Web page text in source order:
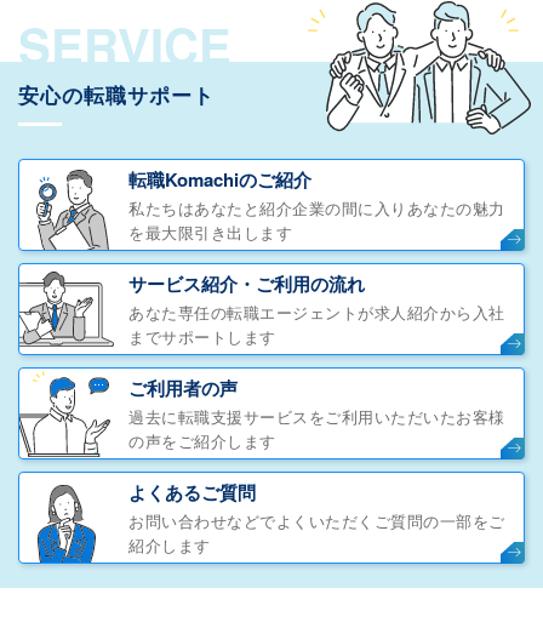
SERVICE
安心の転職サポート
転職Komachiのご紹介
私たちはあなたと紹介企業の間に入りあなたの魅力
を最大限引き出します
サービス紹介・ご利用の流れ
あなた専任の転職エージェントが求人紹介から入社
までサポートします
ご利用者の声
過去に転職支援サービスをご利用いただいたお客様
の声をご紹介します
よくあるご質問
お問い合わせなどでよくいただくご質問の一部をご
紹介します